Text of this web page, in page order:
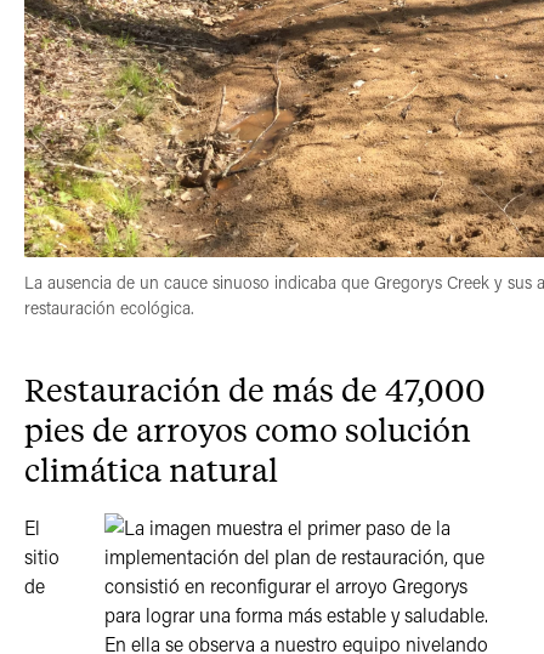
La ausencia de un cauce sinuoso indicaba que Gregorys Creek y sus
restauración ecológica.
Restauración de más de 47,000
pies de arroyos como solución
climática natural
El
sitio
de